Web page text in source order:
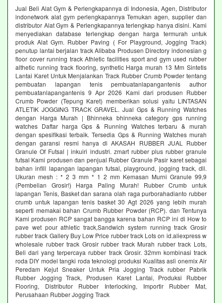
Jual Beli Alat Gym & Perlengkapannya di Indonesia, Agen, Distributor
indonetwork alat gym perlengkapannya Temukan agen, supplier dan
distributor Alat Gym & Perlengkapannya terlengkap hanya disini. Kami
menyediakan database terlengkap dengan harga termurah untuk
produk Alat Gym. Rubber Paving ( For Playground, Jogging Track)
penutup lantai berjalan track Alibaba Produsen Directory indonesian g
floor cover running track Athletic facilities sport and gym used rubber
althetic running track flooring, synthetic Harga murah 13 Mm Sintetis
Lantai Karet Untuk Menjalankan Track Rubber Crumb Powder tentang
pembuatan lapangan tenis pembuatanlapangantenis author
pembuatanlapangantenis 9 Apr 2026 Kami dari produsen Rubber
Crumb Powder (Tepung Karet) memberikan solusi yaitu LINTASAN
ATLETIK JOGGING TRACK GRAVEL. Jual Gps & Running Watches
dengan Harga Murah | Bhinneka bhinneka category gps running
watches Daftar harga Gps & Running Watches terbaru & murah
dengan spesifikasi terbaik. Tersedia Gps & Running Watches murah
dengan garansi resmi hanya di AKASAH RUBBER JUAL Rubber
Granule Of Futsal | inkuiri industri. zmart rubber plus rubber granule
futsal Kami produsen dan penjual Rubber Granule Pasir karet sebagai
bahan infill lapangan lapangan futsal, playground, jogging track, dll.
Ukuran mesh : * 2 3 mm * 1 2 mm Kemasan Murni Granule 99,9
(Pembelian Grosir!) Harga Paling Murah! Rubber Crumb untuk
lapangan Tenis, Basket dan sarana olah raga purborahadianto rubber
crumb untuk lapangan tenis basket 30 Agt 2026 yang lebih murah
seperti memakai bahan Crumb Rubber Powder (RCP). dan Tentunya
Kami produsen RCP sangat bangga karena bahan RCP ini di How to
pave wet pour athletic track,Sandwich system running track Grosir
rubber track Gallery Buy Low Price rubber track Lots on id.aliexpress w
wholesale rubber track Grosir rubber track Murah rubber track Lots,
Beli dari yang terpercaya rubber track Grosir. 32mm kombinasi track
roda DIY model tangki roda teknologi produksi Kualitas asli onemix Air
Peredam Kejut Sneaker Untuk Pria Jogging Track rubber Pabrik
Rubber Jogging Track, Produsen Karet Lantai, Produksi Rubber
Flooring, Distributor Rubber Interlocking, Importir Rubber Mat,
Perusahaan Rubber Jogging Track